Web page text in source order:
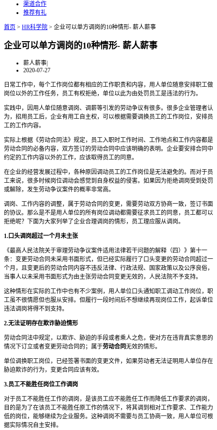
渠道合作
推荐有礼
首页 > HR科学院 > 企业可以单方调岗的10种情形- 薪人薪事
企业可以单方调岗的10种情形- 薪人薪事
薪人薪事|
2020-07-27
日常工作中，每个工作岗位都有相应的工作职责和内容，用人单位随意安排职工做
岗位以外的工作任务，员工有权拒绝，单位以此为由处罚员工是违法的行为。
实践中，因用人单位随意调岗、调薪等引发的劳动争议有很多。很多企业管理者认
为，招用员工后，企业有用工自主权，可以根据需要调换员工的工作岗位，安排员
工的工作内容。
实际上根据《劳动合同法》规定，员工入职时工作时间、工作地点和工作内容都是
劳动合同的必备内容，双方签订的劳动合同中应该明确的表明。企业要安排合同中
约定的工作内容以外的工作，应该取得员工的同意。
在企业的经营发展过程中，各种原因调动员工的工作岗位是无法避免的。而对于员
工来说，很多时候岗位调动会感觉到自身权益的侵害。如果因为拒绝调岗受到处罚
或解除，发生劳动争议案件的概率非常高。
调岗、工作内容的调整，属于劳动合同的变更，需要劳动双方协商一致，签订书面
的协议。那么是不是用人单位的所有岗位调动都需要征求员工的同意，员工都可以
拒绝呢？下面为大家列举了企业合理调岗的情形，员工理应服从调岗。
1.口头调岗超过一个月未主张
《最高人民法院关于审理劳动争议案件适用法律若干问题的解释（四）》第十一
条：变更劳动合同未采用书面形式，但已经实际履行了口头变更的劳动合同超过一
个月，且变更后的劳动合同内容不违反法律、行政法规、国家政策以及公序良俗，
当事人以未采用书面形式为由主张劳动合同变更无效的，人民法院不予支持。
这种情形在实际的工作中也有不少案例，用人单位口头通知职工调动工作岗位，职
工虽不很情愿但也服从安排。但履行一段时间后不想继续再现岗位工作，起诉单位
违法调岗将得不到支持。
2.无法证明存在欺诈胁迫情形
劳动合同法中规定，以欺诈、胁迫的手段或者乘人之危，使对方在违背真实意思的
情况下订立或者变更劳动合同的；属于劳动合同无效的情形。
单位调换职工岗位，已经签署书面的变更文件，如果劳动者无法证明用人单位存在
胁迫欺诈的行为，变更合同应该有效。
3.员工不能胜任岗位工作调岗
对于员工不能胜任工作的调岗，是该员工应不能胜任工作而降低工作要求的调岗，
目的是为了在该员工不能胜任原工作的情况下，将其调到相对工作要求、工作能力
低的岗位，能够继续为企业服务。这种调岗不需要与员工协商一致，用人单位可根
据实际情况自主安排。